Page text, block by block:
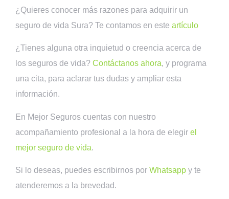
¿Quieres conocer más razones para adquirir un
seguro de vida Sura? Te contamos en este artículo
¿Tienes alguna otra inquietud o creencia acerca de
los seguros de vida? Contáctanos ahora, y programa
una cita, para aclarar tus dudas y ampliar esta
información.
En Mejor Seguros cuentas con nuestro
acompañamiento profesional a la hora de elegir el
mejor seguro de vida.
Si lo deseas, puedes escribirnos por Whatsapp y te
atenderemos a la brevedad.